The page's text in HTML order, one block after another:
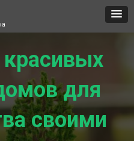
для
своими